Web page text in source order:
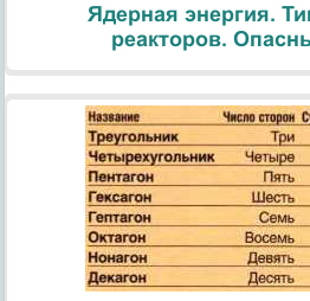
Ядерная энергия.
реакторов.